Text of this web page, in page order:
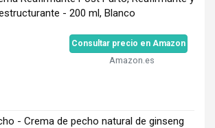
- 200 ml, Blanco
Consultar precio en Amazon
Amazon.es
- Crema de pecho natural de ginseng